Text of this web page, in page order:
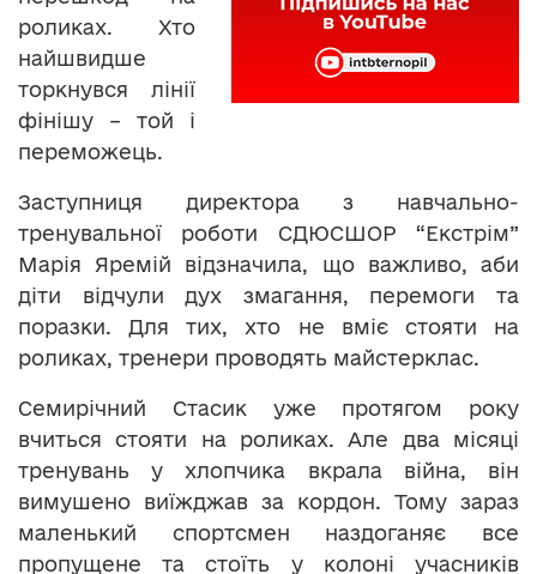
роликах. Хто
найшвидше
торкнувся лінії
фінішу – той і
переможець.
Заступниця директора з навчально-
тренувальної роботи СДЮСШОР “Екстрім”
Марія Яремій відзначила, що важливо, аби
діти відчули дух змагання, перемоги та
поразки. Для тих, хто не вміє стояти на
роликах, тренери проводять майстерклас.
Семирічний Стасик уже протягом року
вчиться стояти на роликах. Але два місяці
тренувань у хлопчика вкрала війна, він
вимушено виїжджав за кордон. Тому зараз
маленький спортсмен наздоганяє все
пропущене та стоїть у колоні учасників